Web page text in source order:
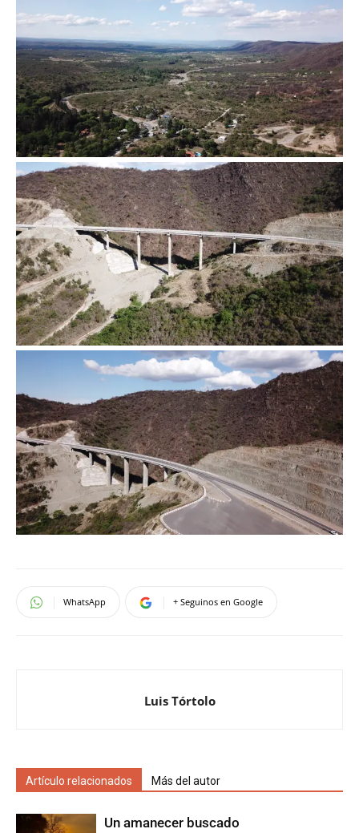
WhatsApp + Seguinos en Google
Luis Tórtolo
Artículo relacionados Más del autor
Un amanecer buscado